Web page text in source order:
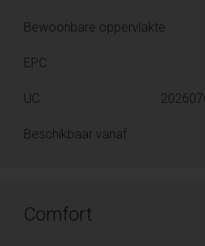
Bewoonbare oppervlakte
EPC
UC
Beschikbaar vanaf
Comfort